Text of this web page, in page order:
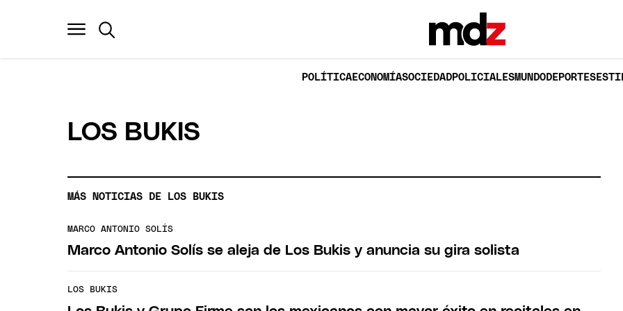
POLÍTICAECONOMÍASOCIEDADPOLICIALESMUNDODEPORTES
LOS BUKIS
MÁS NOTICIAS DE LOS BUKIS
MARCO ANTONIO SOLÍS
Marco Antonio Solís se aleja de Los Bukis y anuncia su gira solista
LOS BUKIS